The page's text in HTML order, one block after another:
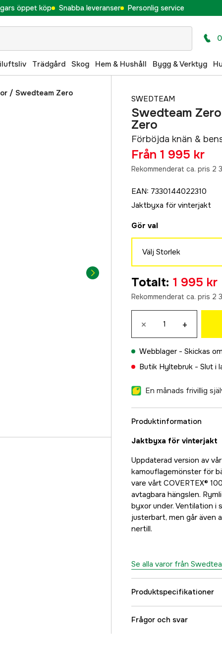
öppet köp Snabba leveranser Personlig service
Trädgård Skog Hem & Hushåll Bygg & Verktyg
/ Swedteam Zero
SWEDTEAM
Swedteam
Zero
Förböjda knän &
Från 1 995 kr
Rekommenderat ca. pris 2
EAN: 7330144022310
Jaktbyxa för vinterjakt
Gör val
Välj Storlek
1 995 kr
48
1 995 kr
50
1 995 kr
52
1 995 kr
1 995 kr
1 995 kr
58
60
1 995 kr
Totalt: 1 995 kr
Rekommenderat ca. pris 2
× +
Webblager - Skickas
Butik Hyltebruk - Slut i
En månads frivillig
Produktinformation
Jaktbyxa för vinterjakt
Uppdaterad version av
kamouflagemönster för
vare vårt COVERTEX®
avtagbara hängslen.
byxor under. Ventilation i
justerbart, men går även
nertill.
Se alla varor från
Produktspecifikationer
Material
Frågor och svar